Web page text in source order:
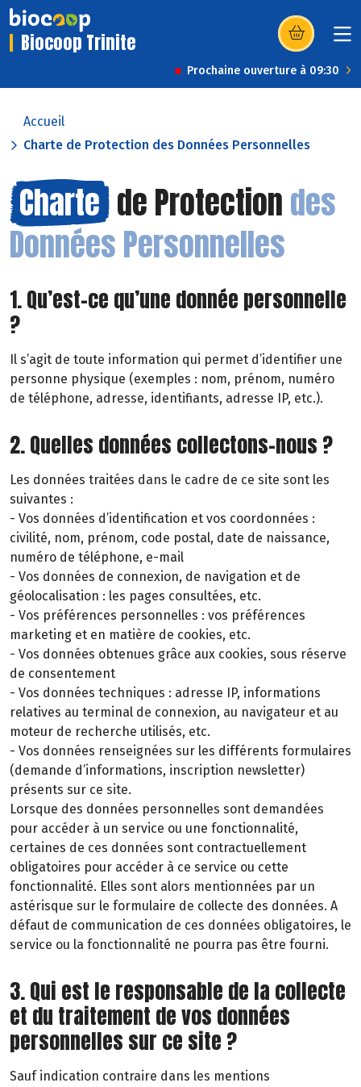
Biocoop Trinite (s’ouvre dans
Prochaine ouverture à 09:30
Accueil
Charte de Protection des Données Personnelles
Charte de Protectiondes
Données Personnelles
1. Qu’est-ce qu’une donnée personnelle
?
Il s’agit de toute information qui permet d’identifier une
personne physique (exemples : nom, prénom, numéro
de téléphone, adresse, identifiants, adresse IP, etc.).
2. Quelles données collectons-nous ?
Les données traitées dans le cadre de ce site sont les
suivantes :
- Vos données d’identification et vos coordonnées :
civilité, nom, prénom, code postal, date de naissance,
numéro de téléphone, e-mail
- Vos données de connexion, de navigation et de
géolocalisation : les pages consultées, etc.
- Vos préférences personnelles : vos préférences
marketing et en matière de cookies, etc.
- Vos données obtenues grâce aux cookies, sous réserve
de consentement
- Vos données techniques : adresse IP, informations
relatives au terminal de connexion, au navigateur et au
moteur de recherche utilisés, etc.
- Vos données renseignées sur les différents formulaires
(demande d’informations, inscription newsletter)
présents sur ce site.
Lorsque des données personnelles sont demandées
pour accéder à un service ou une fonctionnalité,
certaines de ces données sont contractuellement
obligatoires pour accéder à ce service ou cette
fonctionnalité. Elles sont alors mentionnées par un
astérisque sur le formulaire de collecte des données. A
défaut de communication de ces données obligatoires, le
service ou la fonctionnalité ne pourra pas être fourni.
3. Qui est le responsable de la collecte
et du traitement de vos données
personnelles sur ce site ?
Sauf indication contraire dans les mentions